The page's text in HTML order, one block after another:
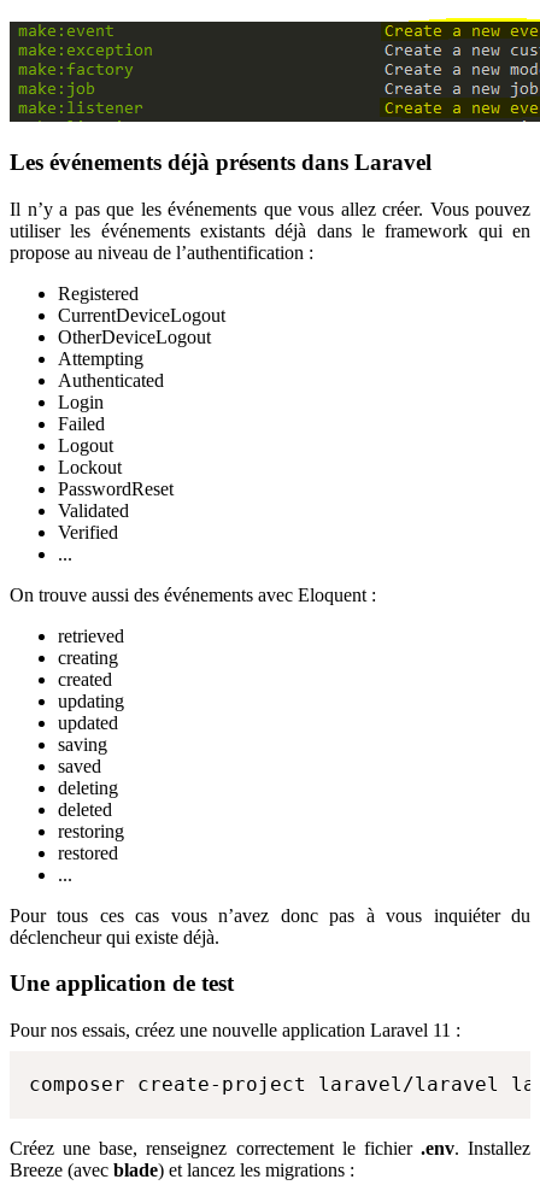
Les événements déjà présents dans Laravel
Il n’y a pas que les événements que vous allez créer. Vous pouvez
utiliser les événements existants déjà dans le framework qui en
propose au niveau de l’authentification :
Registered
CurrentDeviceLogout
OtherDeviceLogout
Attempting
Authenticated
Login
Failed
Logout
Lockout
PasswordReset
Validated
Verified
...
On trouve aussi des événements avec Eloquent :
retrieved
creating
created
updating
updated
saving
saved
deleting
deleted
restoring
restored
...
Pour tous ces cas vous n’avez donc pas à vous inquiéter du
déclencheur qui existe déjà.
Une application de test
Pour nos essais, créez une nouvelle application Laravel 11 :
composer create-project laravel/laravel
Créez une base, renseignez correctement le fichier .env. Installez
Breeze (avec blade) et lancez les migrations :